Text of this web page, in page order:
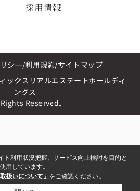
採用情報
シー 利用規約 サイトマップ
ックスリアルエステートホールディ
ングス
Reserved.
ト利用状況把握、サービス向上検討を目的と
用しています。
扱いについて」 をご確認ください。